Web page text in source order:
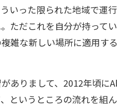
いった限られた地域で運
ただこれを自分が持って
雑な新しい場所に適用す
ありまして、2012年頃に
というところの流れを組